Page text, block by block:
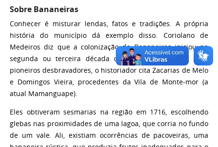
Sobre Bananeiras
Conhecer é misturar lendas, fatos e tradições. A própria
história do município dá exemplo disso. Coriolano de
Medeiros diz que a colonização de Bananeiras iniciou na
segunda ou terceira década do Século XVII. Entre seus
pioneiros desbravadores, o historiador cita Zacarias de Melo
e Domingos Vieira, procedentes da Vila de Monte-mor (a
atual Mamanguape).
Eles obtiveram sesmarias na região em 1716, escolhendo
glebas nas proximidades de uma lagoa, que corria no fundo
de um vale. Ali, existiam ocorrências de pacoveiras, uma